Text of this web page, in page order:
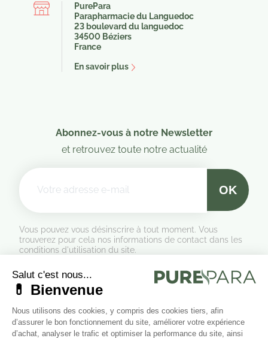
PurePara
Parapharmacie du Languedoc
23 boulevard du languedoc
34500 Béziers
France
En savoir plus
Abonnez-vous à notre Newsletter
et retrouvez toute notre actualité
Vous pouvez vous désinscrire à tout moment. Vous
trouverez pour cela nos informations de contact dans les
conditions d'utilisation du site.
Formulaire de rétractation
Marchand approuvé par la Société des Avis Garantis,cliquez ici
pour vérifier